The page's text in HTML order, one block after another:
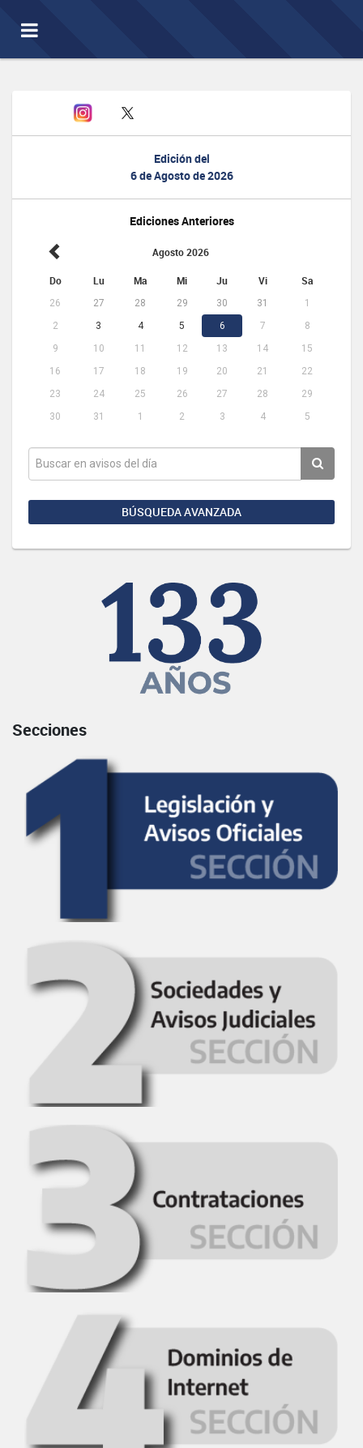
Toggle
navigation
Edición del
6 de Agosto de 2026
Ediciones Anteriores
Agosto 2026
Do Lu Ma Mi Ju Vi Sa
26 27 28 29 30 31
1
2
3 4 5 6 7
8
9
10 11 12 13 14
15
16
17 18 19 20 21
22
23
24 25 26 27 28
29
30
31 1 2 3 4 5
BÚSQUEDA AVANZADA
Secciones